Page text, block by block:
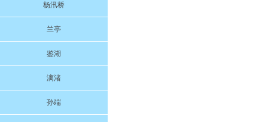
杨汛桥
兰亭
鉴湖
漓渚
孙端